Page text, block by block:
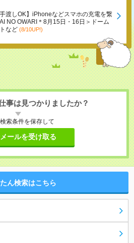
渡しOK】iPhoneなどスマホの充電を繋
NO OWARI＊8月15日・16日＞ドーム
など (8/10UP!)
事は見つかりましたか？
索条件を保存して
ールを受け取る
ん検索はこちら